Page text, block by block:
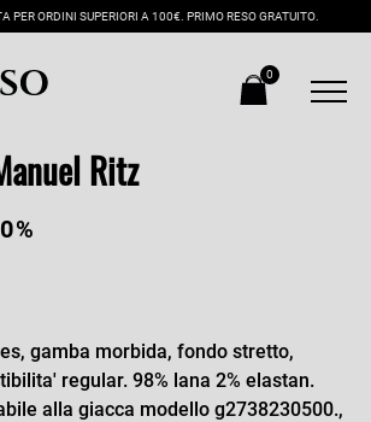
PER ORDINI SUPERIORI A 100€. PRIMO RESO GRATUITO.
0
Ritz
gamba morbida, fondo stretto,
regular. 98% lana 2% elastan.
alla giacca modello g2738230500.,